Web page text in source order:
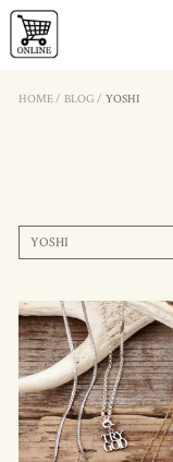
HOME/ BLOG / YOSHI
YOSHI